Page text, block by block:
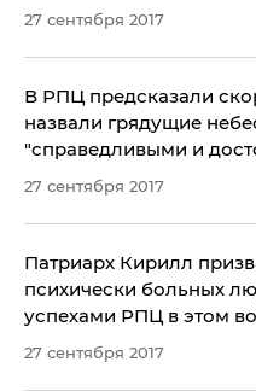
27 сентября 2017
В РПЦ предсказали
назвали грядущие
"справедливыми и
27 сентября 2017
Патриарх Кирилл
психически больных
успехами РПЦ в этом
27 сентября 2017